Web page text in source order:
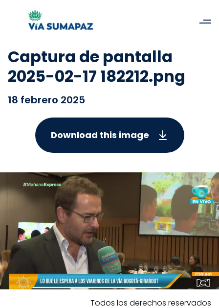
Captura de pantalla
2025-02-17 182212.png
18 febrero 2025
Download this image
Todos los derechos reservados